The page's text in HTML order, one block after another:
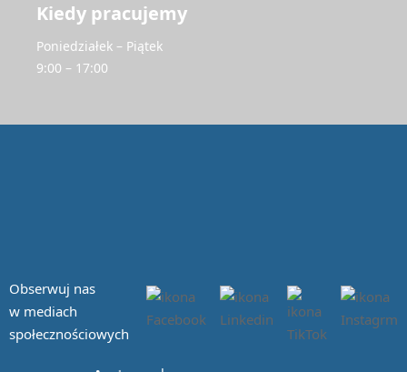
Kiedy pracujemy
Poniedziałek – Piątek
9:00 – 17:00
Obserwuj nas
w mediach
społecznościowych